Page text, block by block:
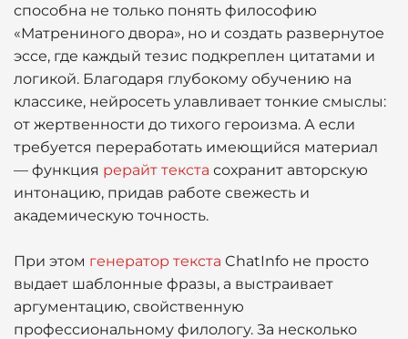
способна не только понять философию
«Матрениного двора», но и создать развернутое
эссе, где каждый тезис подкреплен цитатами и
логикой. Благодаря глубокому обучению на
классике, нейросеть улавливает тонкие смыслы:
от жертвенности до тихого героизма. А если
требуется переработать имеющийся материал
— функция рерайт текста сохранит авторскую
интонацию, придав работе свежесть и
академическую точность.
При этом генератор текста ChatInfo не просто
выдает шаблонные фразы, а выстраивает
аргументацию, свойственную
профессиональному филологу. За несколько